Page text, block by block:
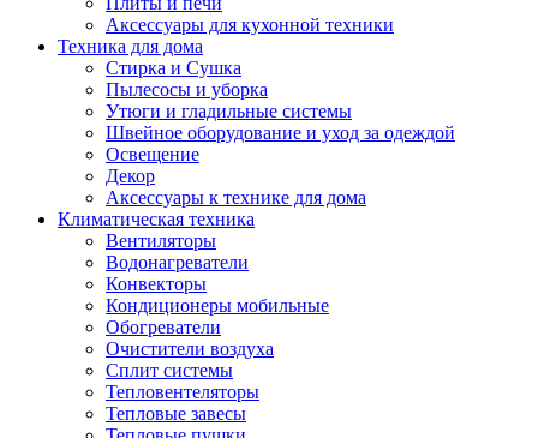
Аксессуары для кухонной техники
Техника для дома
Стирка и Сушка
Пылесосы и уборка
Утюги и гладильные системы
Швейное оборудование и уход за одеждой
Освещение
Декор
Аксессуары к технике для дома
Климатическая техника
Вентиляторы
Водонагреватели
Конвекторы
Кондиционеры мобильные
Обогреватели
Очистители воздуха
Сплит системы
Тепловентеляторы
Тепловые завесы